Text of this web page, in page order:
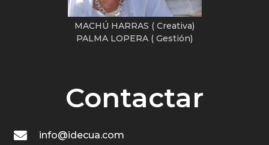
MACHÚ HARRAS ( Creativa)
PALMA LOPERA ( Gestión)
Contactar
info@idecua.com